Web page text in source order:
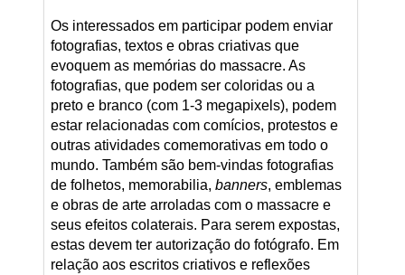
Os interessados em participar podem enviar
fotografias, textos e obras criativas que
evoquem as memórias do massacre. As
fotografias, que podem ser coloridas ou a
preto e branco (com 1-3 megapixels), podem
estar relacionadas com comícios, protestos e
outras atividades comemorativas em todo o
mundo. Também são bem-vindas fotografias
de folhetos, memorabilia, banners, emblemas
e obras de arte arroladas com o massacre e
seus efeitos colaterais. Para serem expostas,
estas devem ter autorização do fotógrafo. Em
relação aos escritos criativos e reflexões